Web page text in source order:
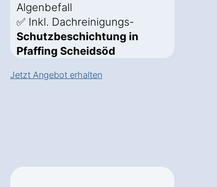
Algenbefall
✅ Inkl. Dachreinigungs-
Schutzbeschichtung in
Pfaffing Scheidsöd
Jetzt Angebot erhalten